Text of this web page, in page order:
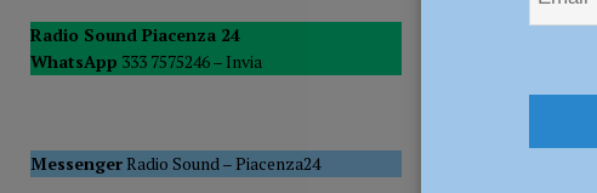
POLITICA
[ 5 Agosto 2026 ] Caldo estremo e asili nido, Tagliaferri (FdI):
Radio Sound Piacenza 24
WhatsApp 333 7575246 – Invia
MessengerRadio Sound–Piacenza24